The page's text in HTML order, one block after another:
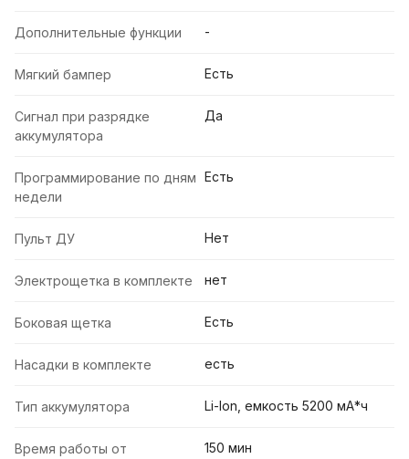
Дополнительные функции -
Мягкий бампер Есть
Сигнал при разрядке
аккумулятора
Да
Программирование по дням
недели
Есть
Пульт ДУ Нет
Электрощетка в комплекте нет
Боковая щетка Есть
Насадки в комплекте есть
Тип аккумулятора Li-Ion, емкость 5200 мА*ч
Время работы от
150 мин